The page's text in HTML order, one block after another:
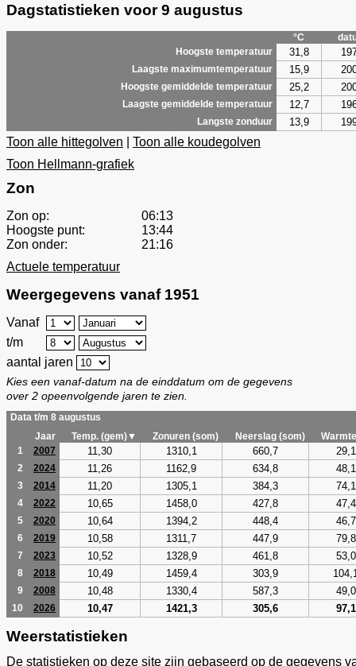
Dagstatistieken voor 9 augustus
°C
Hoogste temperatuur
31,8
Laagste maximumtemperatuur 15,9
Hoogste gemiddelde temperatuur 25,2
Laagste gemiddelde temperatuur 12,7
Langste zonduur 13,9
Toon alle hittegolven
Toon alle koudegolven
Toon Hellmann-grafiek
Zon
Zon op:
06:13
Hoogste punt:
13:44
Zon onder:
21:16
Actuele temperatuur
Weergegevens vanaf 1951
Vanaf
t/m
aantal jaren
Kies een vanaf-datum na de einddatum om de gegevens
over 2 opeenvolgende jaren te zien.
Data t/m 8 augustus
Jaar
Temp. (gem)▼ Zonuren (som) Neerslag (som)
1
2007 11,30 1310,1 660,7 29,1
2 2024 11,26 1162,9 634,8 48,1
3 2014 11,20 1305,1 384,3 74,1
4 2022 10,65 1458,0 427,8 47,4
5 2020 10,64 1394,2 448,4 46,7
6 2019 10,58 1311,7 447,9 79,8
7 2023 10,52 1328,9 461,8 53,0
8 2018 10,49 1459,4 303,9
9 2008 10,48 1330,4 587,3 49,0
10 2026 10,47 1421,3 305,6 97,1
Weerstatistieken
De statistieken op deze site zijn gebaseerd op de gegevens